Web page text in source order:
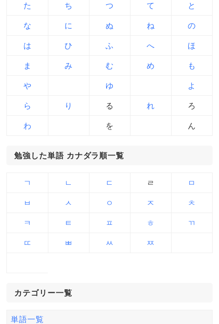
た ち つ て と
な に ぬ ね の
は ひ ふ へ ほ
ま み む め も
や ゆ よ
ら り る れ ろ
わ を ん
勉強した単語 カナダラ順一覧
ㄱ ㄴ ㄷ ㄹ ㅁ
ㅂ ㅅ ㅇ ㅈ ㅊ
ㅋ ㅌ ㅍ ㅎ ㄲ
ㄸ ㅃ ㅆ ㅉ
カテゴリー一覧
単語一覧